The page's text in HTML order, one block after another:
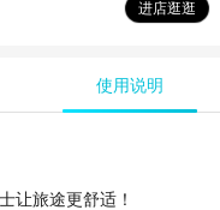
进店逛逛
使用说明
让旅途更舒适！